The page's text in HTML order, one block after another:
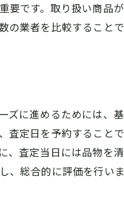
奈
要です。取り扱い商品
の業者を比較すること
ズに進めるためには、
査定日を予約すること
、査定当日には品物を
、総合的に評価を行い